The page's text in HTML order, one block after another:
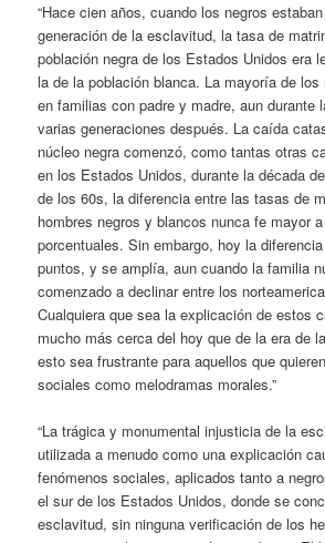
“Hace cien años, cuando los negros
generación de la esclavitud, la tasa de
población negra de los Estados Unidos era
la de la población blanca. La mayoría de
en familias con padre y madre, aun durante
varias generaciones después. La caída
núcleo negra comenzó, como tantas otras
en los Estados Unidos, durante la década
de los 60s, la diferencia entre las tasas de
hombres negros y blancos nunca fe mayor
porcentuales. Sin embargo, hoy la
puntos, y se amplía, aun cuando la familia
comenzado a declinar entre los
Cualquiera que sea la explicación de estos
mucho más cerca del hoy que de la era de
esto sea frustrante para aquellos que
sociales como melodramas morales.”
“La trágica y monumental injusticia de la
utilizada a menudo como una explicación
fenómenos sociales, aplicados tanto a
el sur de los Estados Unidos, donde se
esclavitud, sin ninguna verificación de los